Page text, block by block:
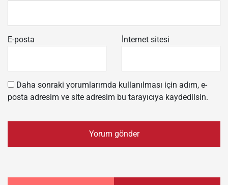
E-posta İnternet sitesi
Daha sonraki yorumlarımda kullanılması için adım, e-
posta adresim ve site adresim bu tarayıcıya kaydedilsin.